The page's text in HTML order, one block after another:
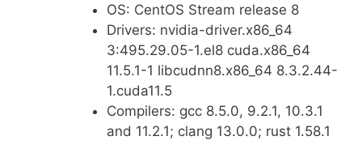
OS: CentOS Stream release 8
Drivers: nvidia-driver.x86_64
3:495.29.05-1.el8 cuda.x86_64
11.5.1-1 libcudnn8.x86_64 8.3.2.44-
1.cuda11.5
Compilers: gcc 8.5.0, 9.2.1, 10.3.1
and 11.2.1; clang 13.0.0; rust 1.58.1